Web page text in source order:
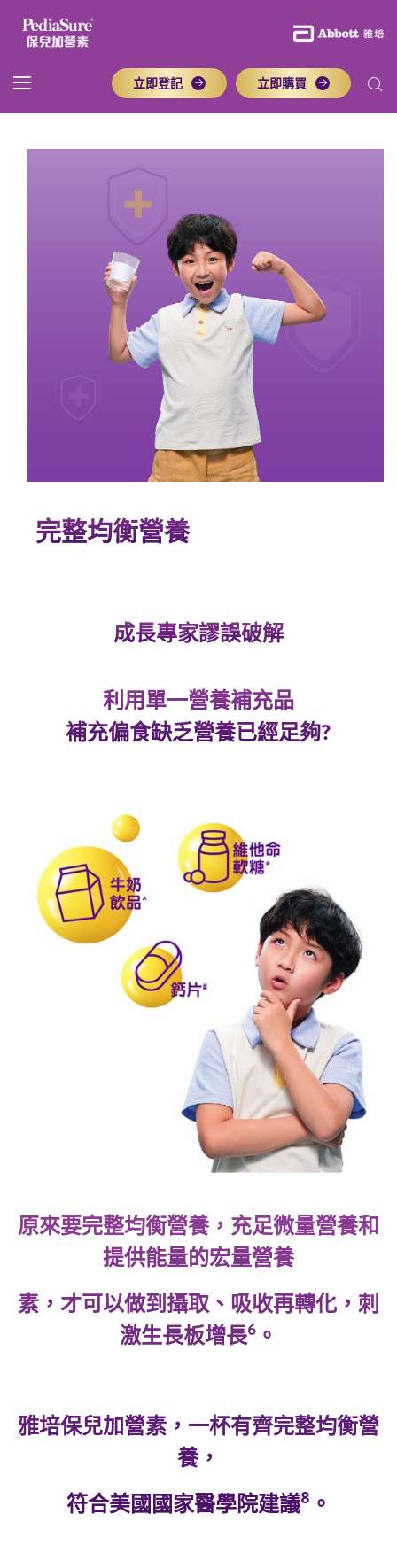
立即登記 立即購買
完整均衡營養
成長專家謬誤破解
利用單一營養補充品
補充偏食缺乏營養已經足夠?
原來要完整均衡營養，充足微量營養和
提供能量的宏量營養
素，才可以做到攝取、吸收再轉化，刺
激生長板增長6 。
雅培保兒加營素，一杯有齊完整均衡營
養，
符合美國國家醫學院建議8 。